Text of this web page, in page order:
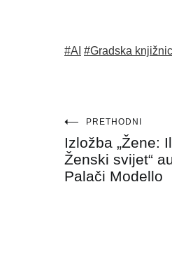
#AI #Gradska
Navigacija
objava
PRETHODNI
Izložba „Žene:
Ženski svijet“
Palači Modello